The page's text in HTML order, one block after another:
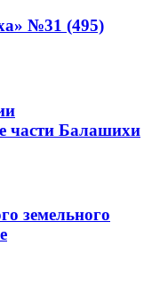
№31 (495)
части Балашихи
земельного